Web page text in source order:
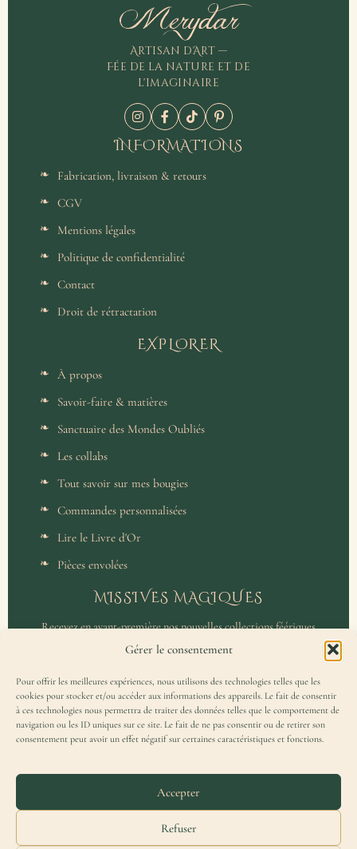
Gérer le consentement
Pour offrir les meilleures expériences, nous utilisons des technologies telles que les
cookies pour stocker et/ou accéder aux informations des appareils. Le fait de consentir
à ces technologies nous permettra de traiter des données telles que le comportement de
navigation ou les ID uniques sur ce site. Le fait de ne pas consentir ou de retirer son
consentement peut avoir un effet négatif sur certaines caractéristiques et fonctions.
Accepter
Refuser
Merydar
Artisan d'Art —
Fée de la nature et de
l'imaginaire
INFORMATIONS
Fabrication, livraison & retours
CGV
Mentions légales
Politique de confidentialité
Contact
Droit de rétractation
EXPLORER
À propos
Savoir-faire & matières
Sanctuaire des Mondes Oubliés
Les collabs
Tout savoir sur mes bougies
Commandes personnalisées
Lire le Livre d'Or
Pièces envolées
MISSIVES MAGIQUES
Recevez en avant-première nos nouvelles collections féériques
et un accès privilégié aux coulisses de l'atelier.
J'accepte de recevoir la Missive Magique et j'ai lu lapolitique de